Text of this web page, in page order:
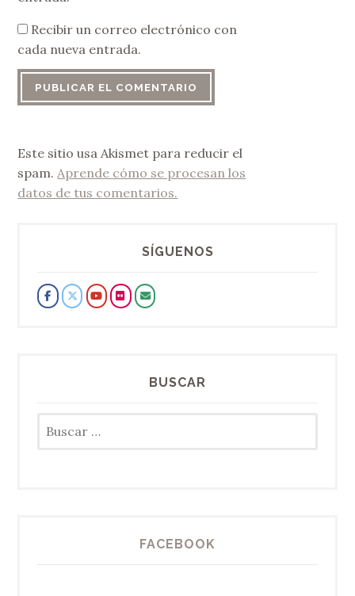
Recibir un correo electrónico con
cada nueva entrada.
Este sitio usa Akismet para reducir el
spam. Aprende cómo se procesan los
datos de tus comentarios.
SÍGUENOS
BUSCAR
FACEBOOK